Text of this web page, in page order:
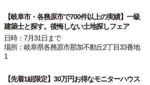
【岐阜市・各務原市で700件以上の実績】一級
建築士と探す。後悔しない土地探しフェア
日時：7月31日まで
場所：岐阜県各務原市那加不動丘2丁目33番地
1
【先着1組限定】30万円お得なモニターハウス